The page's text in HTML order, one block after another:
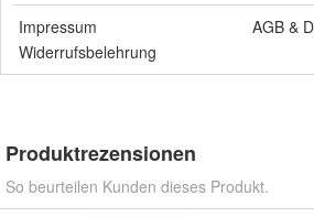
Impressum
AGB &
Widerrufsbelehrung
Produktrezensionen
So beurteilen Kunden dieses Produkt.